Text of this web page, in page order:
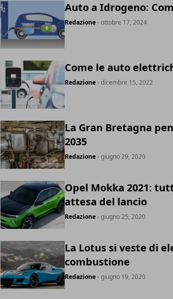
Auto a Idrogeno:
Redazione- ottobre 17, 2024
Come le auto
Redazione- dicembre 15, 2022
La Gran Bretagna
2035
Redazione- giugno 29, 2020
Opel Mokka 2021:
attesa del lancio
Redazione- giugno 25, 2020
La Lotus si veste di
combustione
Redazione- giugno 19, 2020